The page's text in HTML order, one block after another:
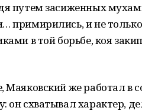
путем засиженных
примирились, и не
в той борьбе, коя
Маяковский же работал в
он схватывал характер,